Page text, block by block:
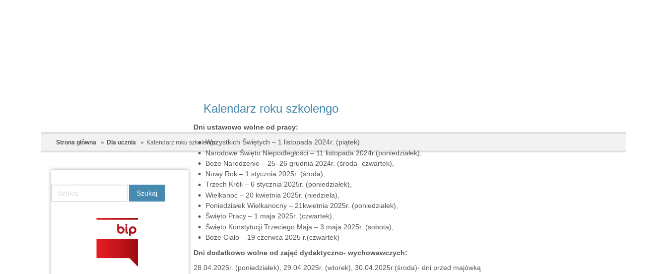
Strona główna Dla ucznia Kalendarz roku szkolengo
Kalendarz roku szkolengo
Dni ustawowo wolne od pracy:
Wszystkich Świętych – 1 listopada 2024r. (piątek)
Narodowe Święto Niepodległości – 11 listopada 2024r.(poniedziałek),
Boże Narodzenie – 25–26 grudnia 2024r. (środa- czwartek),
Nowy Rok – 1 stycznia 2025r. (środa),
Trzech Króli – 6 stycznia 2025r. (poniedziałek),
Wielkanoc – 20 kwietnia 2025r. (niedziela),
Poniedziałek Wielkanocny – 21kwietnia 2025r. (poniedziałek),
Święto Pracy – 1 maja 2025r. (czwartek),
Święto Konstytucji Trzeciego Maja – 3 maja 2025r. (sobota),
Boże Ciało – 19 czerwca 2025 r.(czwartek)
Dni dodatkowo wolne od zajęć dydaktyczno- wychowawczych:
28.04.2025r. (poniedziałek), 29.04.2025r. (wtorek), 30.04.2025r.(środa)- dni przed majówką